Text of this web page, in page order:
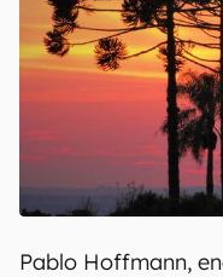
Pablo Hoffmann,